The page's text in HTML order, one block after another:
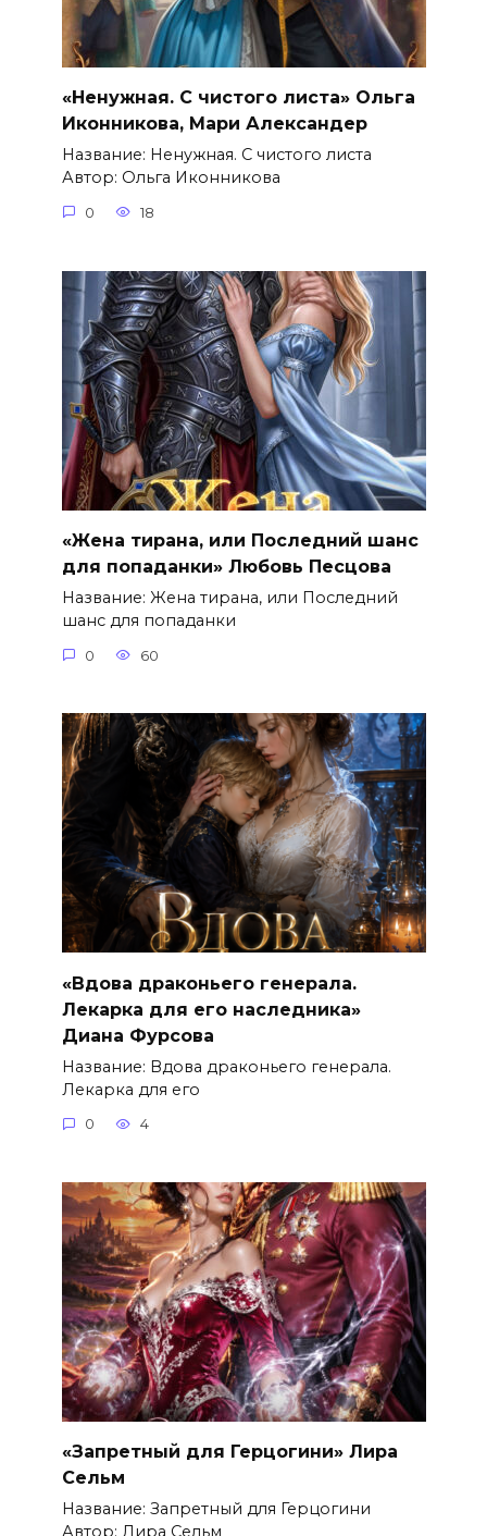
«Ненужная. С чистого листа» Ольга
Иконникова, Мари Александер
Название: Ненужная. С чистого листа
Автор: Ольга Иконникова
0 18
«Жена тирана, или Последний шанс
для попаданки» Любовь Песцова
Название: Жена тирана, или Последний
шанс для попаданки
0 60
«Вдова драконьего генерала.
Лекарка для его наследника»
Диана Фурсова
Название: Вдова драконьего генерала.
Лекарка для его
0 4
«Запретный для Герцогини» Лира
Сельм
Название: Запретный для Герцогини